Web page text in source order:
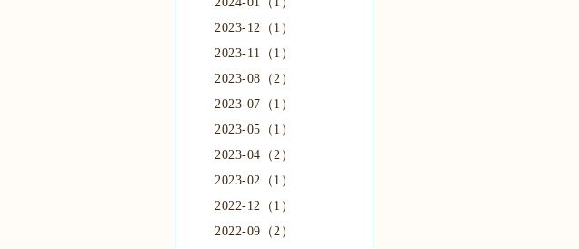
2023-12（1）
2023-11（1）
2023-08（2）
2023-07（1）
2023-05（1）
2023-04（2）
2023-02（1）
2022-12（1）
2022-09（2）